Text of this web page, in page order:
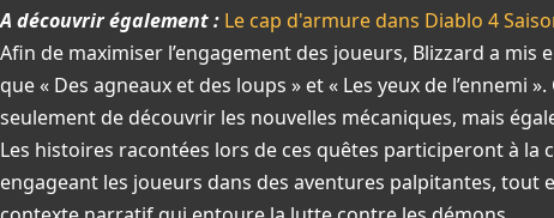
A découvrir également : Le cap d'armure dans Diablo 4
Afin de maximiser l’engagement des joueurs, Blizzard a mis
que « Des agneaux et des loups » et « Les yeux de l’ennemi
seulement de découvrir les nouvelles mécaniques, mais
Les histoires racontées lors de ces quêtes participeront à la
engageant les joueurs dans des aventures palpitantes,